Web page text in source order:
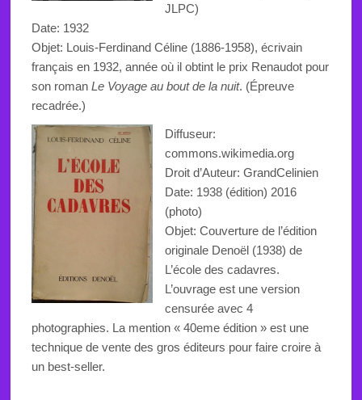
JLPC)
Date: 1932
Objet: Louis-Ferdinand Céline (1886-1958), écrivain
français en 1932, année où il obtint le prix Renaudot pour
son roman Le Voyage au bout de la nuit. (Épreuve
recadrée.)
Diffuseur:
commons.wikimedia.org
Droit d’Auteur: GrandCelinien
Date: 1938 (édition) 2016
(photo)
Objet: Couverture de l’édition
originale Denoël (1938) de
L’école des cadavres.
L’ouvrage est une version
censurée avec 4
photographies. La mention « 40eme édition » est une
technique de vente des gros éditeurs pour faire croire à
un best-seller.